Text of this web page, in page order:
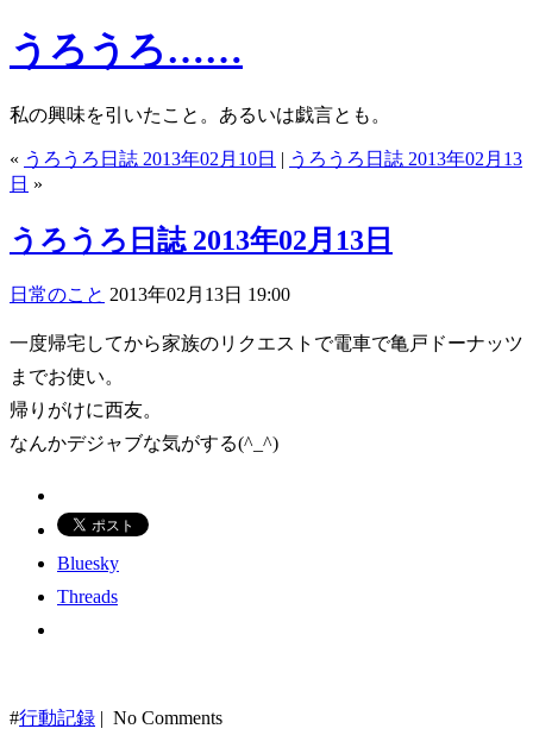
うろうろ……
私の興味を引いたこと。あるいは戯言とも。
« うろうろ日誌 2013年02月10日 | うろうろ日誌 2013年02月13
日 »
うろうろ日誌 2013年02月13日
日常のこと 2013年02月13日 19:00
一度帰宅してから家族のリクエストで電車で亀戸ドーナッツ
までお使い。
帰りがけに西友。
なんかデジャブな気がする(^_^)
Bluesky
Threads
#行動記録 | No Comments